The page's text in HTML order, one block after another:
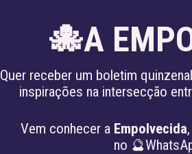
EN
🐙A
Quer receber um boletim
inspirações na intersecção
Vem conhecer a Empolvecida
no